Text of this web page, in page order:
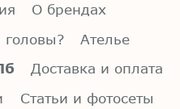
О брендах
головы?
Ателье
Доставка и оплата
Статьи и фотосеты